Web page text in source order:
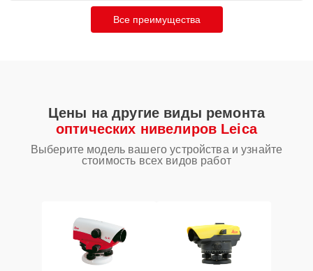
Все преимущества
Цены на другие виды ремонта
оптических нивелиров Leica
Выберите модель вашего устройства и узнайте
стоимость всех видов работ